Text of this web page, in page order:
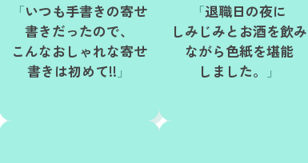
いつも手書きの寄せ
書きだったので、
こんなおしゃれな寄せ
書きは初めて!!
退職日の夜に
しみじみとお酒を飲み
ながら色紙を堪能
しました。